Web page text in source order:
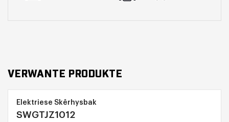
VERWANTE PRODUKTE
Elektriese Skêrhysbak
SWGTJZ1012